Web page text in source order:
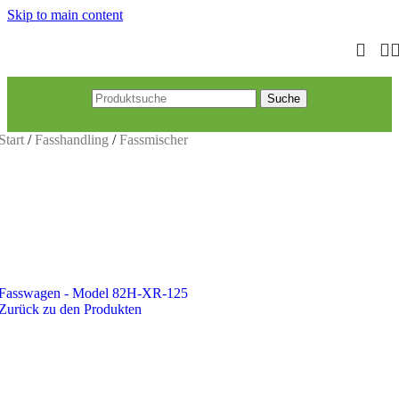
Skip to main content
Suche
/ Fasshandling / Fassmischer
- Model 82H-XR-125
zu den Produkten